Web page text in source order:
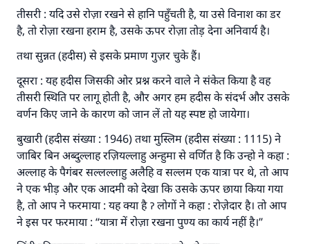
तीसरी : यदि उसे रोज़ा रखने से हानि पहुँचती है, या उसे विनाश का डर
है, तो रोज़ा रखना हराम है, उसके ऊपर रोज़ा तोड़ देना अनिवार्य है।
तथा सुन्नत (हदीस) से इसके प्रमाण गुज़र चुके हैं।
दूसरा : यह हदीस जिसकी ओर प्रश्न करने वाले ने संकेत किया है वह
तीसरी स्थिति पर लागू होती है, और अगर हम हदीस के संदर्भ और उसके
वर्णन किए जाने के कारण को जान लें तो यह स्पष्ट हो जायेगा।
बुखारी (हदीस संख्या : 1946) तथा मुस्लिम (हदीस संख्या : 1115) ने
जाबिर बिन अब्दुल्लाह रज़ियल्लाहु अन्हुमा से वर्णित है कि उन्हो ने कहा :
अल्लाह के पैगंबर सल्लल्लाहु अलैहि व सल्लम एक यात्रा पर थे, तो आप
ने एक भीड़ और एक आदमी को देखा कि उसके ऊपर छाया किया गया
है, तो आप ने फरमाया : यह क्या है ॽ लोगों ने कहा : रोज़ेदार है। तो आप
ने इस पर फरमाया : “यात्रा में रोज़ा रखना पुण्य का कार्य नहीं है।”